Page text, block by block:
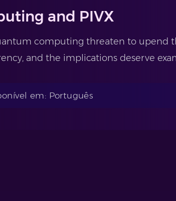
and PIVX
computing threaten to upend
and the implications deserve
em: Português